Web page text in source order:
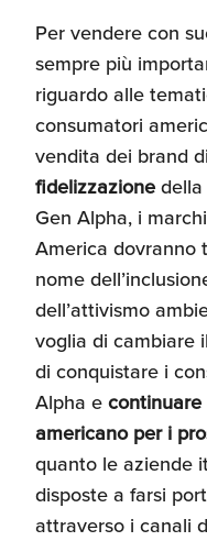
Per vendere con
sempre più
riguardo alle
consumatori
vendita dei brand
fidelizzazione
Gen Alpha, i
America dovranno
nome
dell’attivismo
voglia di cambiare
di conquistare i
Alpha e
americano per i
quanto le aziende
disposte a farsi
attraverso i canali